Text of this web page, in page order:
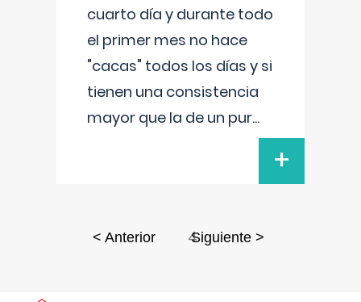
cuarto día y durante todo
el primer mes no hace
"cacas" todos los días y si
tienen una consistencia
mayor que la de un pur...
+
< Anterior 4
Siguiente >